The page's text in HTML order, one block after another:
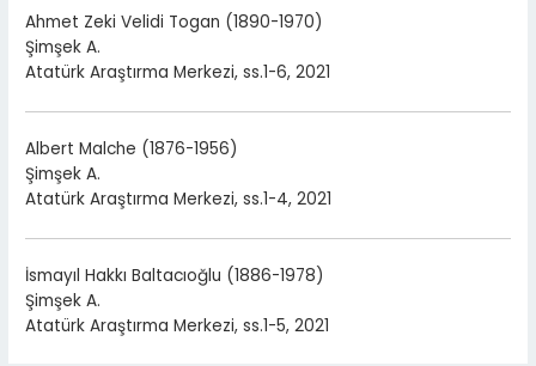
Ahmet Zeki Velidi Togan (1890-1970)
Şimşek A.
Atatürk Araştırma Merkezi, ss.1-6, 2021
Albert Malche (1876-1956)
Şimşek A.
Atatürk Araştırma Merkezi, ss.1-4, 2021
İsmayıl Hakkı Baltacıoğlu (1886-1978)
Şimşek A.
Atatürk Araştırma Merkezi, ss.1-5, 2021